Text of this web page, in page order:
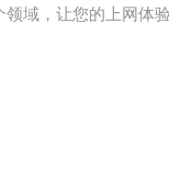
域，让您的上网体